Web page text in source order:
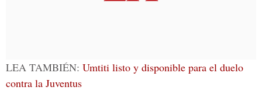
LEA TAMBIÉN: Umtiti listo y disponible para el duelo
contra la Juventus